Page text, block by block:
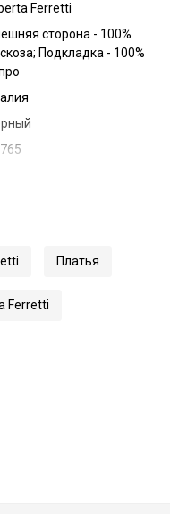
Ferretti
сторона - 100%
Подкладка - 100%
Платья
Ferretti